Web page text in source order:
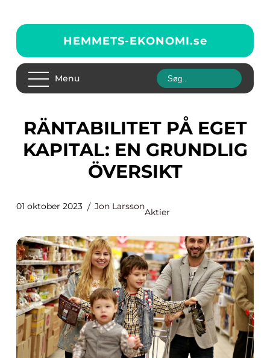
HEMMETS-EKONOMI.se
Menu
RÄNTABILITET PÅ EGET
KAPITAL: EN GRUNDLIG
ÖVERSIKT
01 oktober 2023 Jon Larsson
Aktier